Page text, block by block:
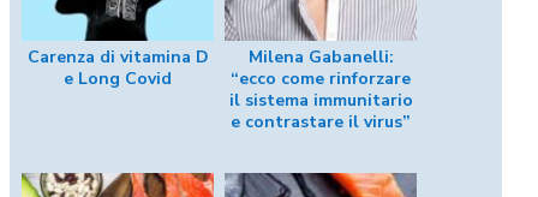
Carenza di vitamina D
e Long Covid
Milena Gabanelli:
“ecco come rinforzare
il sistema immunitario
e contrastare il virus”